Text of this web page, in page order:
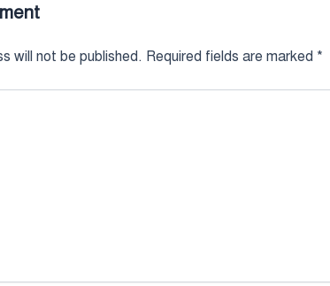
will not be published. Required fields are marked *